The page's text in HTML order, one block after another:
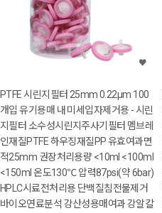
PTFE 시린지필터 25mm 0.22μm 100
개입 유기용매 내 미세입자제거용 - 시린
지필터 소수성시린지주사기필터 멤브레
인재질PTFE 하우징재질PP 유효여과면
적25mm 권장처리용량 <10ml <100ml
<150ml 온도130℃ 압력87psi(약 6bar)
HPLC시료전처리용 단백질침전물제거
바이오연료분석 강산성용매여과 강알칼